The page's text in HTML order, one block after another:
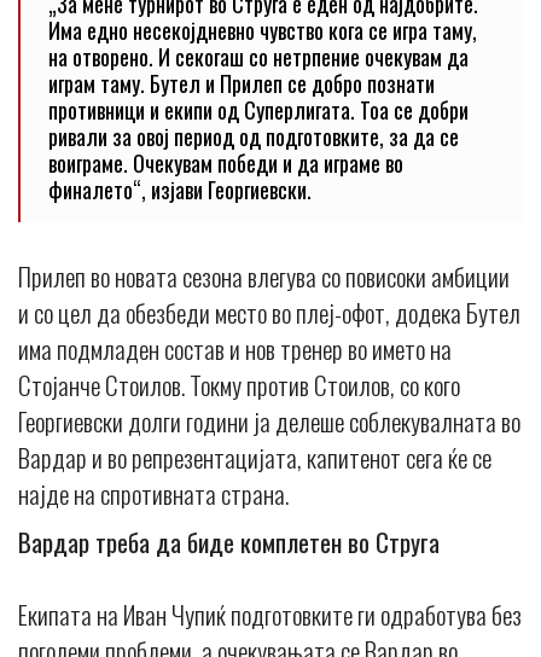
Има едно несекојдневно чувство кога се игра таму,
на отворено. И секогаш со нетрпение очекувам да
играм таму. Бутел и Прилеп се добро познати
противници и екипи од Суперлигата. Тоа се добри
ривали за овој период од подготовките, за да се
воиграме. Очекувам победи и да играме во
финалето“, изјави Георгиевски.
Прилеп во новата сезона влегува со повисоки амбиции
и со цел да обезбеди место во плеј-офот, додека Бутел
има подмладен состав и нов тренер во името на
Стојанче Стоилов. Токму против Стоилов, со кого
Георгиевски долги години ја делеше соблекувалната во
Вардар и во репрезентацијата, капитенот сега ќе се
најде на спротивната страна.
Вардар треба да биде комплетен во Струга
Екипата на Иван Чупиќ подготовките ги одработува без